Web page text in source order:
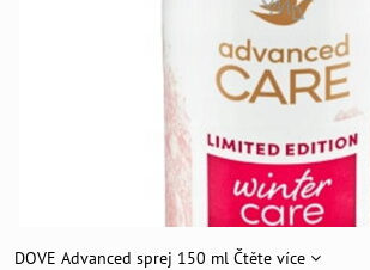
DOVE Advanced sprej 150 ml Čtěte více